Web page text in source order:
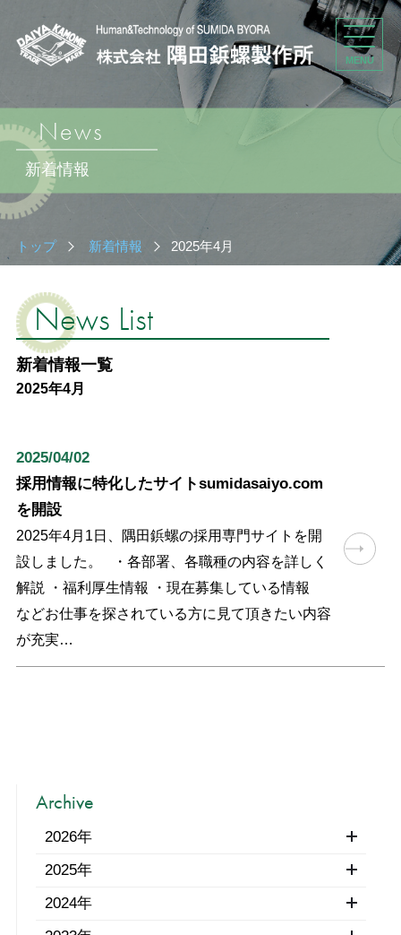
MENU
News
新着情報
トップ 新着情報 2025年4月
News List
新着情報一覧
2025年4月
2025/04/02
採用情報に特化したサイトsumidasaiyo.com
を開設
2025年4月1日、隅田鋲螺の採用専門サイトを開
設しました。 ・各部署、各職種の内容を詳しく
解説 ・福利厚生情報 ・現在募集している情報
などお仕事を探されている方に見て頂きたい内容
が充実…
Archive
2026年
2025年
2024年